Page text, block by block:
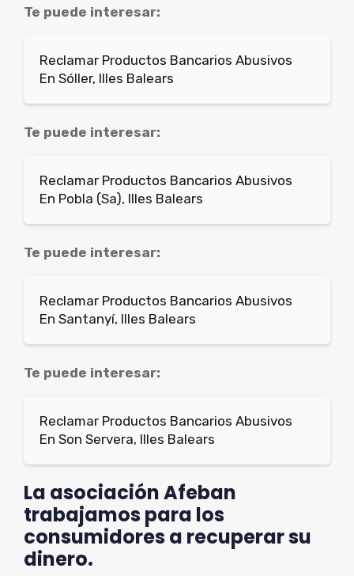
Te puede interesar:
Reclamar Productos Bancarios Abusivos
En Sóller, Illes Balears
Te puede interesar:
Reclamar Productos Bancarios Abusivos
En Pobla (Sa), Illes Balears
Te puede interesar:
Reclamar Productos Bancarios Abusivos
En Santanyí, Illes Balears
Te puede interesar:
Reclamar Productos Bancarios Abusivos
En Son Servera, Illes Balears
La asociación Afeban
trabajamos para los
consumidores a recuperar su
dinero.